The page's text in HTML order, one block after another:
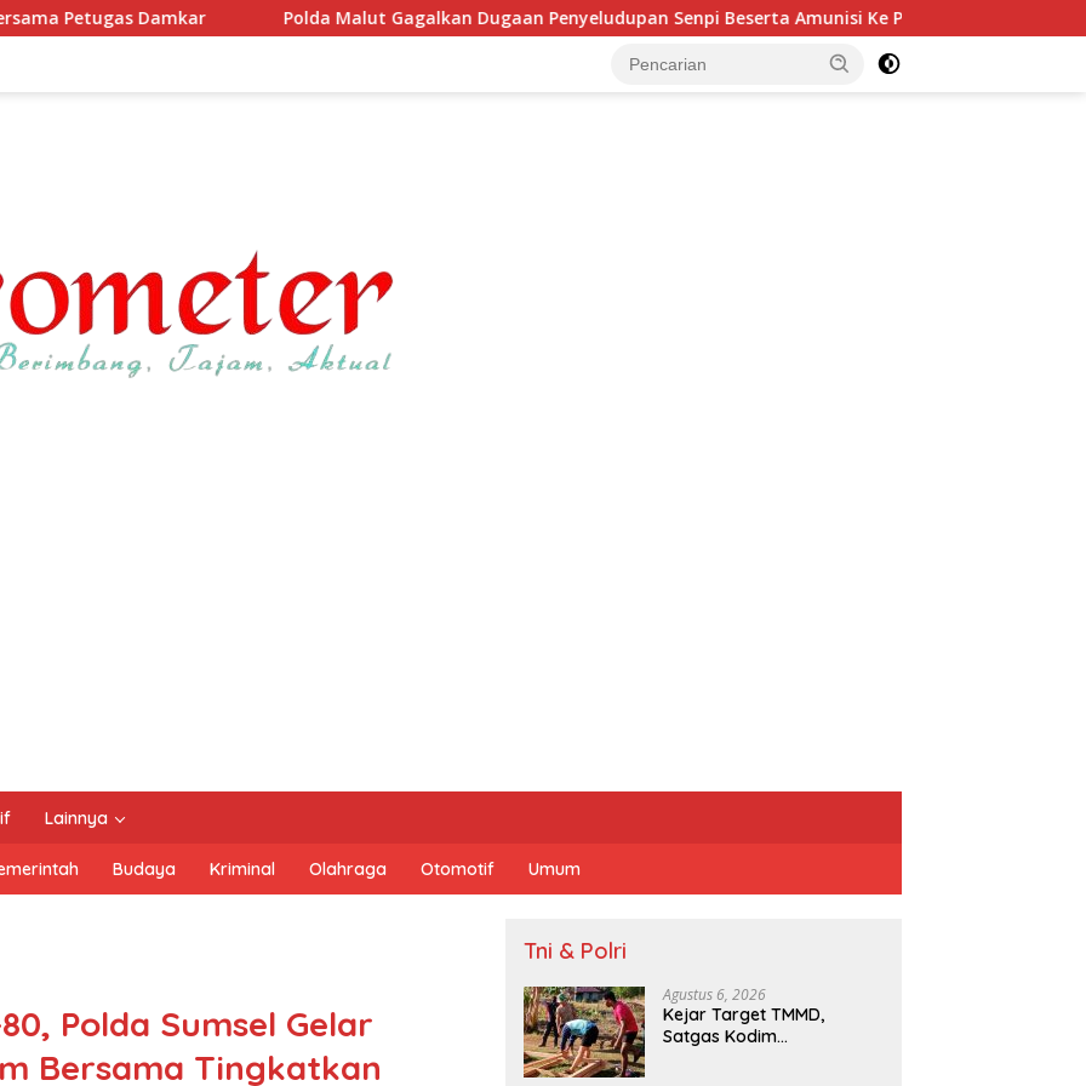
Polda Malut Gagalkan Dugaan Penyeludupan Senpi Beserta Amunisi Ke Papua Melalui Lintas Negara, Tiga Tersangka
Lainnya
Budaya Kriminal Olahraga Otomotif Umum
Polda Sumsel Gelar
Bersama Tingkatkan
Tni & Polri
Agustus 6, 2026
Kejar Target TMMD,
Satgas Kodim